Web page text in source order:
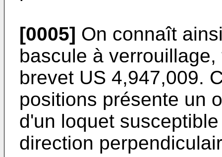
[0005] On connaît
bascule à
brevet US 4,947,009.
positions présente un
d'un loquet
direction